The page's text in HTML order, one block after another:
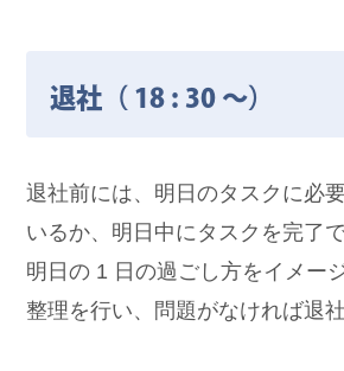
退社（ 18 : 30 ～）
退社前には、明日のタスクに必
いるか、明日中にタスクを完了
明日の 1 日の過ごし方をイメー
整理を行い、問題がなければ退社